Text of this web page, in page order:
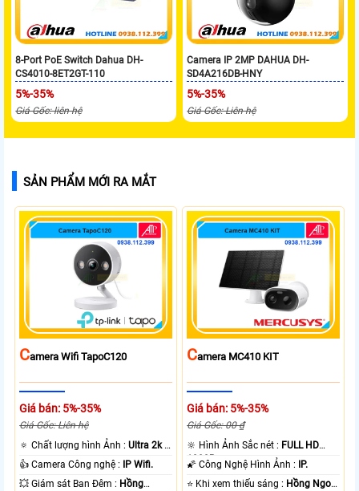
8-Port PoE Switch Dahua DH-
CS4010-8ET2GT-110
5%-35%
Giá Gốc: liên hệ
Camera IP 2MP DAHUA DH-
SD4A216DB-HNY
5%-35%
Giá Gốc: Liên hệ
SẢN PHẨM MỚI RA MẮT
CAmera Wifi TapoC120
Giá bán: 5%-35%
Giá Gốc: Liên hệ
🔅 Chất lượng hình Ảnh :Ultra 2k +
.
👍 Camera Công nghệ :
IP Wifi.
💥 Giám sát Ban Đêm : Hồng
CAmera MC410 KIT
Giá bán: 5%-35%
Giá Gốc: 00 ₫
🔆 Hình Ảnh Sắc nét : FULL HD
1080P .
🌠 Công Nghệ Hình Ảnh :
IP.
⭐ Khi xem thiếu sáng : Hồng Ngoại